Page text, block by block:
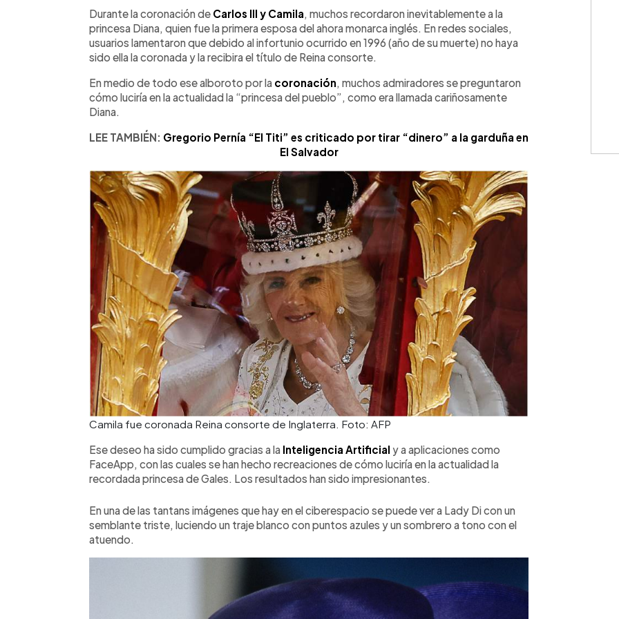
► Escuchar artículo
Durante la coronación de Carlos III y Camila , muchos recordaron inevitablemente a la
princesa Diana, quien fue la primera esposa del ahora monarca inglés. En redes sociales,
usuarios lamentaron que debido al infortunio ocurrido en 1996 (año de su muerte) no haya
sido ella la coronada y la recibira el título de Reina consorte.
En medio de todo ese alboroto por la coronación , muchos admiradores se preguntaron
cómo luciría en la actualidad la “princesa del pueblo”, como era llamada cariñosamente
Diana.
LEE TAMBIÉN: Gregorio Pernía “El Titi” es criticado por tirar “dinero” a la garduña en
El Salvador
Camila fue coronada Reina consorte de Inglaterra. Foto: AFP
Ese deseo ha sido cumplido gracias a la Inteligencia Artificial y a aplicaciones como
FaceApp, con las cuales se han hecho recreaciones de cómo luciría en la actualidad la
recordada princesa de Gales. Los resultados han sido impresionantes.
En una de las tantans imágenes que hay en el ciberespacio se puede ver a Lady Di con un
semblante triste, luciendo un traje blanco con puntos azules y un sombrero a tono con el
atuendo.